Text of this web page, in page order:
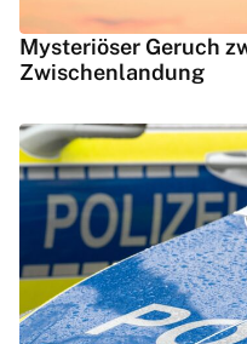
Mysteriöser Geruch
Zwischenlandung